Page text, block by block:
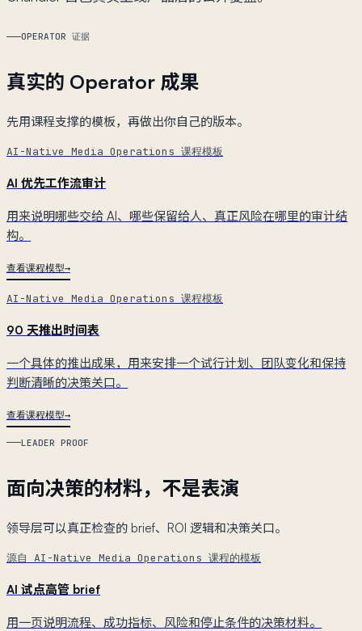
OPERATOR 证据
真实的 Operator 成果
先用课程支撑的模板，再做出你自己的版本。
AI-Native Media Operations 课程模板
AI 优先工作流审计
用来说明哪些交给 AI、哪些保留给人、真正风险在哪里的审计结
构。
查看课程模型
AI-Native Media Operations 课程模板
90 天推出时间表
一个具体的推出成果，用来安排一个试行计划、团队变化和保持
判断清晰的决策关口。
查看课程模型
LEADER PROOF
面向决策的材料，不是表演
领导层可以真正检查的 brief、ROI 逻辑和决策关口。
源自 AI-Native Media Operations 课程的模板
AI 试点高管 brief
用一页说明流程、成功指标、风险和停止条件的决策材料。